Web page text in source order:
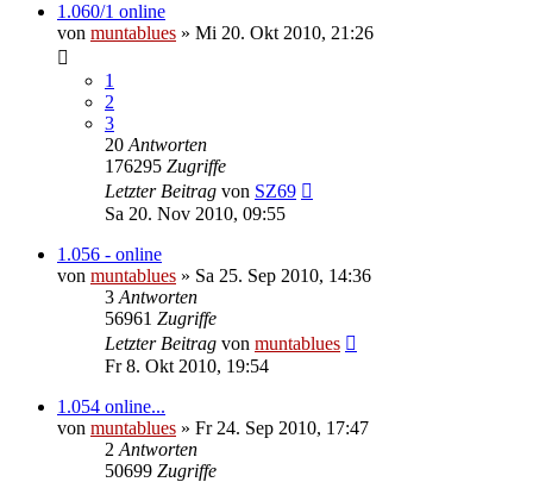
1.060/1 online
von muntablues » Mi 20. Okt 2010, 21:26
1
2
3
20 Antworten
176295 Zugriffe
Letzter Beitrag von SZ69
Sa 20. Nov 2010, 09:55
1.056 - online
von muntablues » Sa 25. Sep 2010, 14:36
3 Antworten
56961 Zugriffe
Letzter Beitrag von muntablues
Fr 8. Okt 2010, 19:54
1.054 online...
von muntablues » Fr 24. Sep 2010, 17:47
2 Antworten
50699 Zugriffe